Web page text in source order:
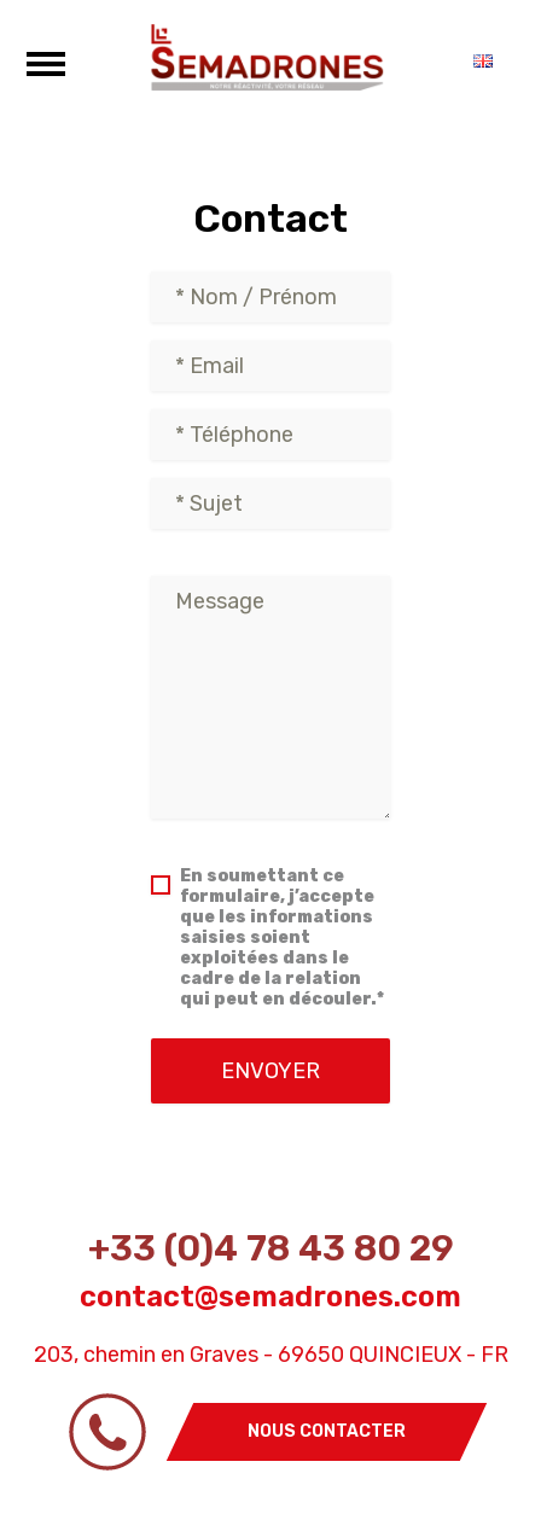
Contact
En soumettant ce
formulaire, j’accepte
que les informations
saisies soient
exploitées dans le
cadre de la relation
qui peut en découler.*
+33 (0)4 78 43 80 29
contact@semadrones.com
203, chemin en Graves - 69650 QUINCIEUX - FR
NOUS CONTACTER